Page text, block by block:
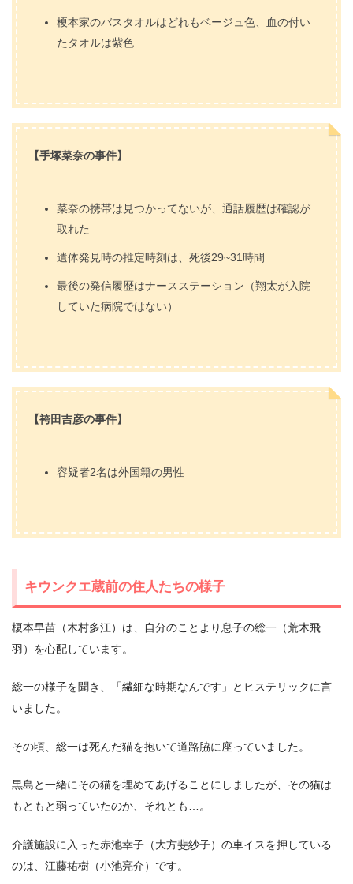
榎本家のバスタオルはどれもベージュ色、血の付い
たタオルは紫色
【手塚菜奈の事件】
菜奈の携帯は見つかってないが、通話履歴は確認が
取れた
遺体発見時の推定時刻は、死後29~31時間
最後の発信履歴はナースステーション（翔太が入院
していた病院ではない）
【袴田吉彦の事件】
容疑者2名は外国籍の男性
キウンクエ蔵前の住人たちの様子
榎本早苗（木村多江）は、自分のことより息子の総一（荒木飛
羽）を心配しています。
総一の様子を聞き、「繊細な時期なんです」とヒステリックに言
いました。
その頃、総一は死んだ猫を抱いて道路脇に座っていました。
黒島と一緒にその猫を埋めてあげることにしましたが、その猫は
もともと弱っていたのか、それとも…。
介護施設に入った赤池幸子（大方斐紗子）の車イスを押している
のは、江藤祐樹（小池亮介）です。